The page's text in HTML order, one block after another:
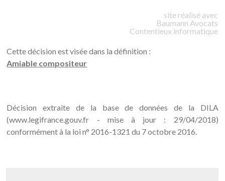
site réalisé avec
Baumann Avocats
Contentieux informatique
Cette décision est visée dans la définition :
Amiable compositeur
Décision extraite de la base de données de la DILA
(www.legifrance.gouv.fr - mise à jour : 29/04/2018)
conformément à la loi n° 2016-1321 du 7 octobre 2016.